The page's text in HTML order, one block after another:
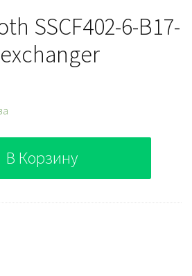
SSCF402-6-B17-
В Корзину